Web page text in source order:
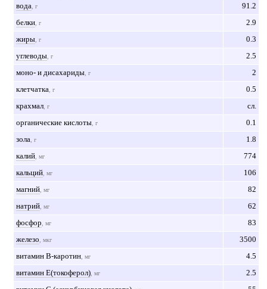
вода , г
91.2
белки, г
2.9
жиры, г
0.3
углеводы, г
2.5
моно- и дисахариды, г
2
клетчатка , г
0.5
крахмал, г
сл.
органические кислоты, г
0.1
зола , г
1.8
калий, мг
774
кальций, мг
106
магний, мг
82
натрий, мг
62
фосфор , мг
83
железо , мкг
3500
витамин B-каротин, мг
4.5
витамин Е(токоферол), мг
2.5